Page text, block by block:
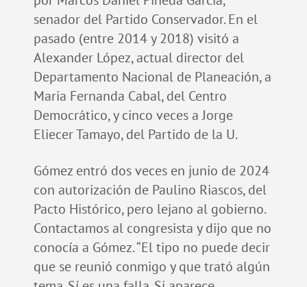
senador del Partido Conservador. En el
pasado (entre 2014 y 2018) visitó a
Alexander López, actual director del
Departamento Nacional de Planeación, a
Maria Fernanda Cabal, del Centro
Democrático, y cinco veces a Jorge
Eliecer Tamayo, del Partido de la U.
Gómez entró dos veces en junio de 2024
con autorización de Paulino Riascos, del
Pacto Histórico, pero lejano al gobierno.
Contactamos al congresista y dijo que no
conocía a Gómez. “El tipo no puede decir
que se reunió conmigo y que trató algún